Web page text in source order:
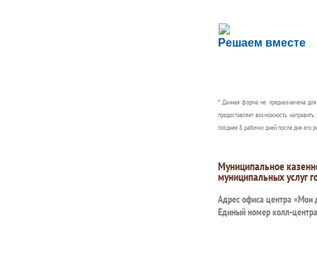
Решаем вместе
Сложности с
Сообщите об этом
* Данная форма не предназначена
предоставляет возможность
позднее 8 рабочих дней после дня его
Муниципальное
муниципальных услуг
Адрес офиса центра «Мои
Единый номер колл-